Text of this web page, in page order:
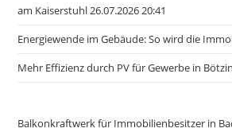
am Kaiserstuhl 26.07.2026 20:41
Energiewende im Gebäude: So wird die
Mehr Effizienz durch PV für Gewerbe in
Balkonkraftwerk für Immobilienbesitzer in